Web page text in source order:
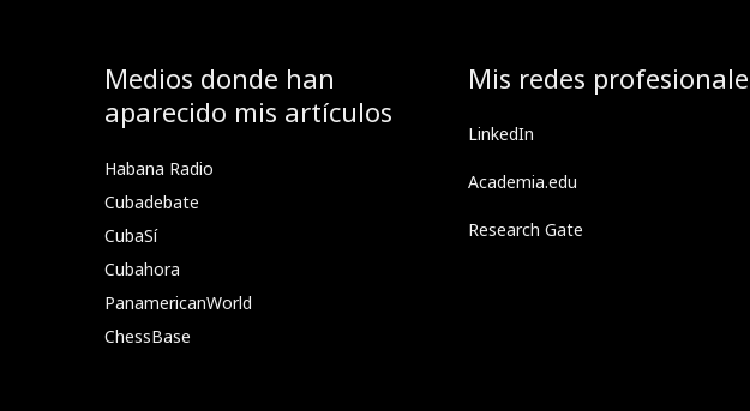
Medios donde han
aparecido mis artículos
Habana Radio
Cubadebate
CubaSí
Cubahora
PanamericanWorld
ChessBase
Mis redes
LinkedIn
Academia.edu
Research Gate